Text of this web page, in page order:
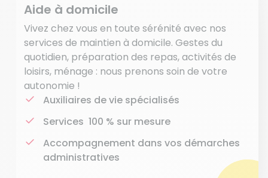
Aide à domicile
Vivez chez vous en toute sérénité avec nos
services de maintien à domicile. Gestes du
quotidien, préparation des repas, activités de
loisirs, ménage : nous prenons soin de votre
autonomie !
Auxiliaires de vie spécialisés
Services 100 % sur mesure
Accompagnement dans vos démarches
administratives